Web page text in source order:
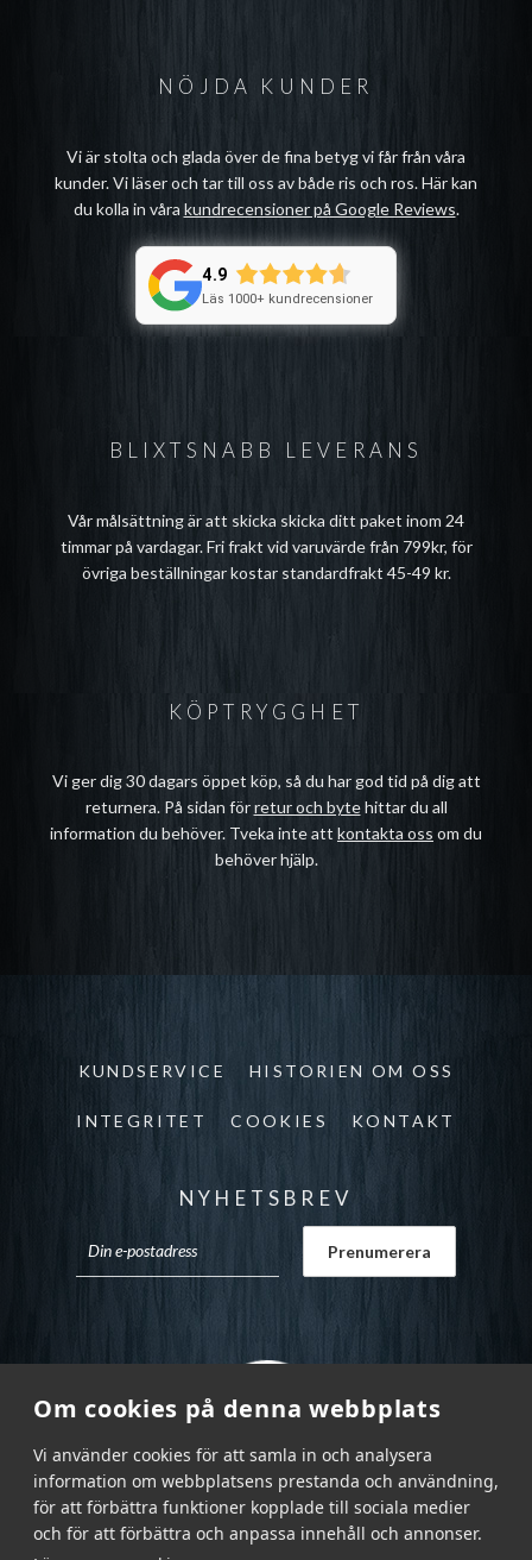
Om cookies på denna webbplats
Vi använder cookies för att samla in och analysera
information om webbplatsens prestanda och användning,
för att förbättra funktioner kopplade till sociala medier
och för att förbättra och anpassa innehåll och annonser.
BLIXTSNABB LEVERANS
Vår målsättning är att skicka skicka ditt paket inom 24
timmar på vardagar. Fri frakt vid varuvärde från 799kr, för
övriga beställningar kostar standardfrakt 45-49 kr.
NÖJDA KUNDER
Vi är stolta och glada över de fina betyg vi får från våra
kunder. Vi läser och tar till oss av både ris och ros. Här kan
du kolla in våra kundrecensioner på Google Reviews.
4.9
Läs 1000+ kundrecensioner
KÖPTRYGGHET
Vi ger dig 30 dagars öppet köp, så du har god tid på dig att
returnera. På sidan förretur och bytehittar du all
information du behöver. Tveka inte att kontakta oss om du
behöver hjälp.
KUNDSERVICE HISTORIEN OM OSS
INTEGRITET COOKIES KONTAKT
NYHETSBREV